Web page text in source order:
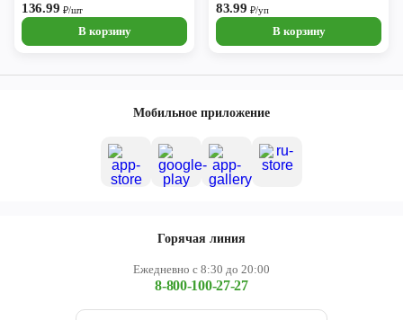
136.99 ₽/шт
В корзину
83.99₽/уп
В корзину
Мобильное приложение
Горячая линия
Ежедневно с 8:30 до 20:00
8-800-100-27-27